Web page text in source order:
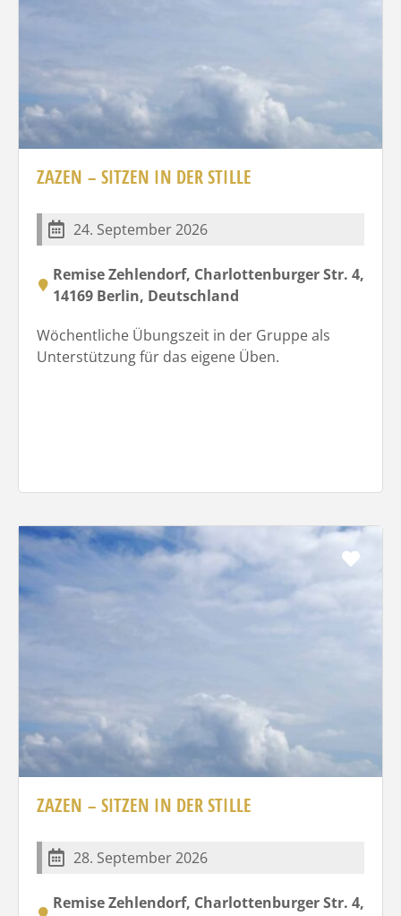
ZAZEN – SITZEN IN DER STILLE
24. September 2026
Remise Zehlendorf, Charlottenburger Str. 4,
14169 Berlin, Deutschland
Wöchentliche Übungszeit in der Gruppe als
Unterstützung für das eigene Üben.
ZAZEN – SITZEN IN DER STILLE
28. September 2026
Remise Zehlendorf, Charlottenburger Str. 4,